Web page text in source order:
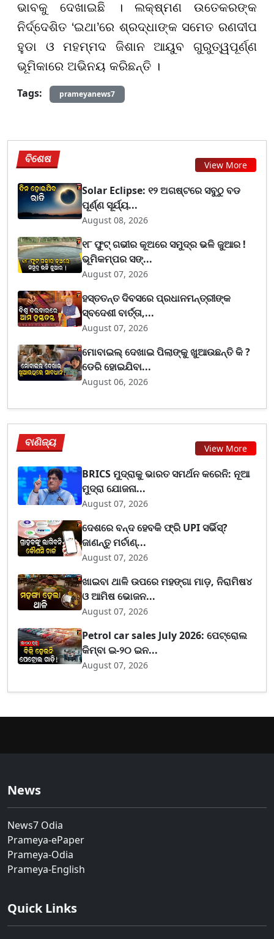
ଭାବକୁ ଦେଖାଇଛି । ଲକ୍ଷ୍ମଣ ଉତେକରଙ୍କ
ନିର୍ଦ୍ଦେଶିତ ‘ଇଥା’ରେ ଶ୍ରଦ୍ଧାଙ୍କ ସମେତ ରଣଦୀପ
ହୁଡା ଓ ମହମ୍ମଦ ଜିଶାନ ଆୟୁବ ଗୁରୁତ୍ୱପୂର୍ଣ୍ଣ
ଭୂମିକାରେ ଅଭିନୟ କରିଛନ୍ତି ।
Tags:
prameyanews7
ବିଶେଷ View More
Solar Eclipse: ୧୨ ଅଗଷ୍ଟରେ ସବୁଠୁ ବଡ
ପୂର୍ଣ୍ଣ ସୂର୍ଯ୍ୟ...
August 08, 2026
୧୮ ଫୁଟ୍ ଗଭୀର କୂଅରେ ସମୁଦ୍ର ଭଳି ଜୁଆର !
ଭୂମିକମ୍ପର ସଙ୍...
August 07, 2026
ହସ୍ତତନ୍ତ ଦିବସରେ ପ୍ରଧାନମନ୍ତ୍ରୀଙ୍କ
ସ୍ବଦେଶୀ ବାର୍ତ୍ତା,...
August 07, 2026
ମୋବାଇଲ୍ ଦେଖାଇ ପିଲାଙ୍କୁ ଖୁଆଉଛନ୍ତି କି ?
ଡେରି ହୋଇଯିବା...
August 06, 2026
ବାଣିଜ୍ୟ View More
BRICS ମୁଦ୍ରାକୁ ଭାରତ ସମର୍ଥନ କରେନି: ନୂଆ
ମୁଦ୍ରା ଯୋଜନା...
August 07, 2026
ଦେଶରେ ବନ୍ଦ ହେବକି ଫ୍ରି UPI ସର୍ଭିସ୍?
ଜାଣନ୍ତୁ ମର୍ଚାଣ୍...
August 07, 2026
ଖାଇବା ଥାଳି ଉପରେ ମହଙ୍ଗା ମାଡ଼, ନିରାମିଷ୪
ଓ ଆମିଷ ଭୋଜନ...
August 07, 2026
Petrol car sales July 2026: ପେଟ୍ରୋଲ
କିମ୍ବା ଇ-୨୦ ଇନ...
August 07, 2026
News
News7 Odia
Prameya-ePaper
Prameya-Odia
Prameya-English
Quick Links